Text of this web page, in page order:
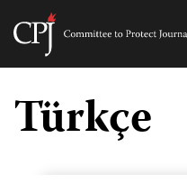
Skip
content
Committee
Türkçe